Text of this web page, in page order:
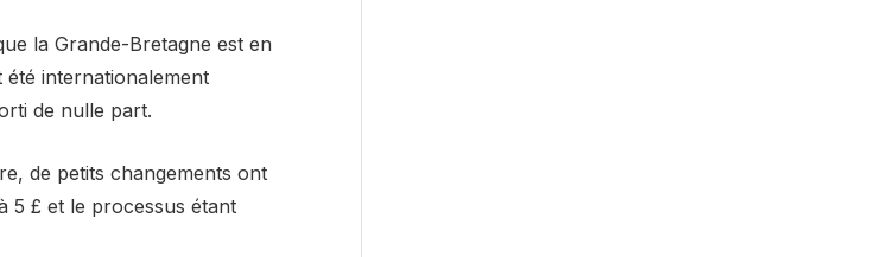
la Grande-Bretagne est en
internationalement
de nulle part.
de petits changements ont
5 £ et le processus étant